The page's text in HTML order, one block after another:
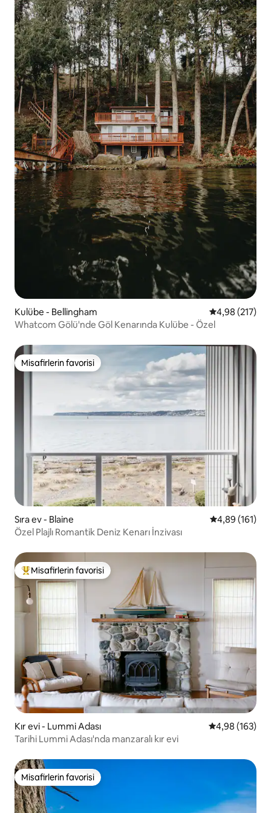
Kulübe - Bellingham 5 üzerinden
4,98 (217)
Whatcom Gölü'nde Göl Kenarında Kulübe - Özel
Misafirlerin favorisi
Misafirlerin favorisi
Sıra ev - Blaine 5 üzerinden
4,89 (161)
Özel Plajlı Romantik Deniz Kenarı İnzivası
Misafirlerin favorilerinden en beğenilenler arasında
Misafirlerin favorisi
Kır evi - Lummi Adası 5 üzerinden
4,98 (163)
Tarihi Lummi Adası'nda manzaralı kır evi
Misafirlerin favorisi
Misafirlerin favorisi